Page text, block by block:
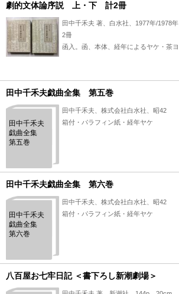
劇的文体論序説 上・下 計2冊
田中千禾夫 著、白水社、1977年/1978
2冊
函入。函、本体、経年によるヤケ・茶
田中千禾夫戯曲全集 第五巻
田中千禾夫
戯曲全集
第五巻
田中千禾夫、株式会社白水社、昭42
箱付・パラフィン紙・経年ヤケ
田中千禾夫戯曲全集 第六巻
田中千禾夫
戯曲全集
第六巻
田中千禾夫、株式会社白水社、昭42
箱付・パラフィン紙・経年ヤケ
八百屋お七牢日記 ＜書下ろし新潮劇場＞